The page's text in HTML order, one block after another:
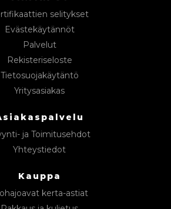
selitykset
Evästekäytännöt
Palvelut
Rekisteriseloste
Tietosuojakäytäntö
Yritysasiakas
ja Toimitusehdot
Yhteystiedot
Kauppa
kerta-astiat